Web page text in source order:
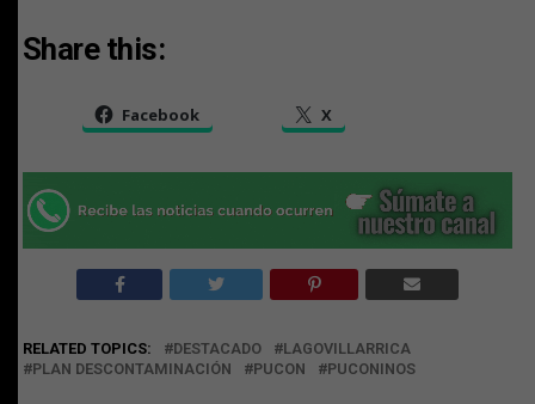
Share this:
Facebook X
RELATED TOPICS: DESTACADO
LAGOVILLARRICA
PLAN DESCONTAMINACIÓN
PUCON PUCONINOS